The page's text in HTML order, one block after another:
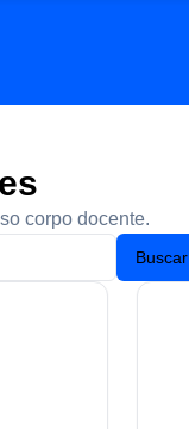
corpo docente.
Buscar